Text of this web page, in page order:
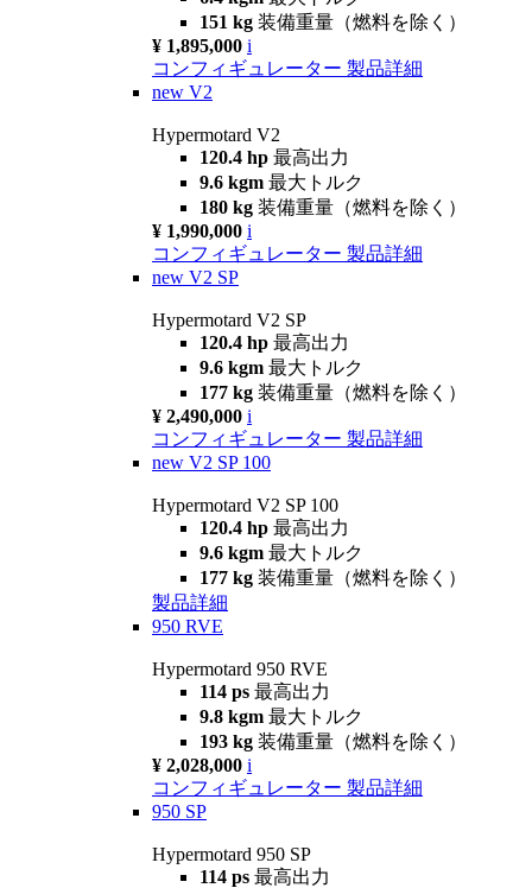
151 kg 装備重量（燃料を除く）
¥ 1,895,000 i
コンフィギュレーター 製品詳細
new V2
Hypermotard V2
120.4 hp 最高出力
9.6 kgm 最大トルク
180 kg 装備重量（燃料を除く）
¥ 1,990,000 i
コンフィギュレーター 製品詳細
new V2 SP
Hypermotard V2 SP
120.4 hp 最高出力
9.6 kgm 最大トルク
177 kg 装備重量（燃料を除く）
¥ 2,490,000 i
コンフィギュレーター 製品詳細
new V2 SP 100
Hypermotard V2 SP 100
120.4 hp 最高出力
9.6 kgm 最大トルク
177 kg 装備重量（燃料を除く）
製品詳細
950 RVE
Hypermotard 950 RVE
114 ps 最高出力
9.8 kgm 最大トルク
193 kg 装備重量（燃料を除く）
¥ 2,028,000 i
コンフィギュレーター 製品詳細
950 SP
Hypermotard 950 SP
114 ps 最高出力